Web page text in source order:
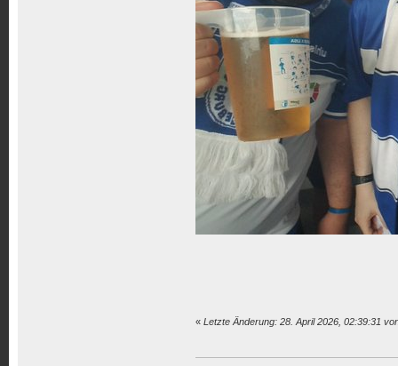
« Letzte Änderung: 28. April 2026, 02:39:31